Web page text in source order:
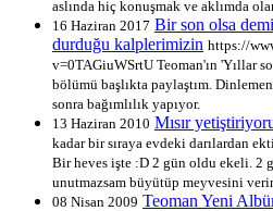
aslında hiç konuşmak ve aklımda
16 Haziran 2017 Bir son olsa
durduğu kalplerimizin https://
v=0TAGiuWSrtU Teoman'ın 'Yıllar
bölümü başlıkta paylaştım.
sonra bağımlılık yapıyor.
13 Haziran 2010 Mısır
kadar bir sıraya evdeki darılardan
Bir heves işte :D 2 gün oldu ekeli. 2
unutmazsam büyütüp meyvesini
08 Nisan 2009 Teoman Yeni